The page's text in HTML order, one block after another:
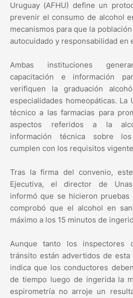
Uruguay (AFHU) define un
prevenir el consumo de alcohol
mecanismos para que la
autocuidado y responsabilidad en
Ambas instituciones
capacitación e información
verifiquen la graduación
especialidades homeopáticas. La
técnico a las farmacias para
aspectos referidos a la
información técnica sobre
cumplen con los requisitos
Tras la firma del convenio,
Ejecutiva, el director de
informó que se hicieron
comprobó que el alcohol en
máximo a los 15 minutos de
Aunque tanto los inspectores
tránsito están advertidos de
indica que los conductores
de tiempo luego de ingerida la
espirometría no arroje un